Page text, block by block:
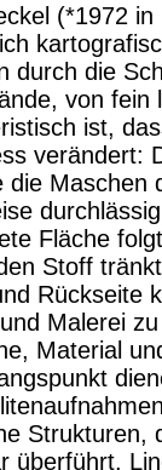
(*1972
durch die
von fein
ist,
verändert:
die Maschen
Fläche
Stoff
Rückseite
Malerei
Material
Strukturen,
überführt.